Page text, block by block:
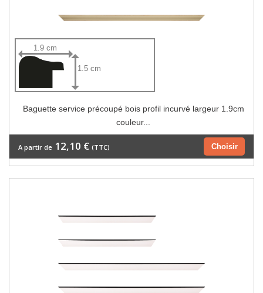
1.9 cm
1.5 cm
Baguette service précoupé bois profil incurvé largeur 1.9cm
couleur...
Choisir
A partir de 12,10 € (TTC)